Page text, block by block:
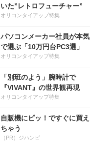
いた”レトロフューチャー”
オリコンタイアップ特集
パソコンメーカー社員が本気
で選ぶ「10万円台PC3選」
オリコンタイアップ特集
「別班のよう」腕時計で
『VIVANT』の世界観再現
オリコンタイアップ特集
自販機にピッ！ですぐに買え
ちゃう
（PR）ジハンピ